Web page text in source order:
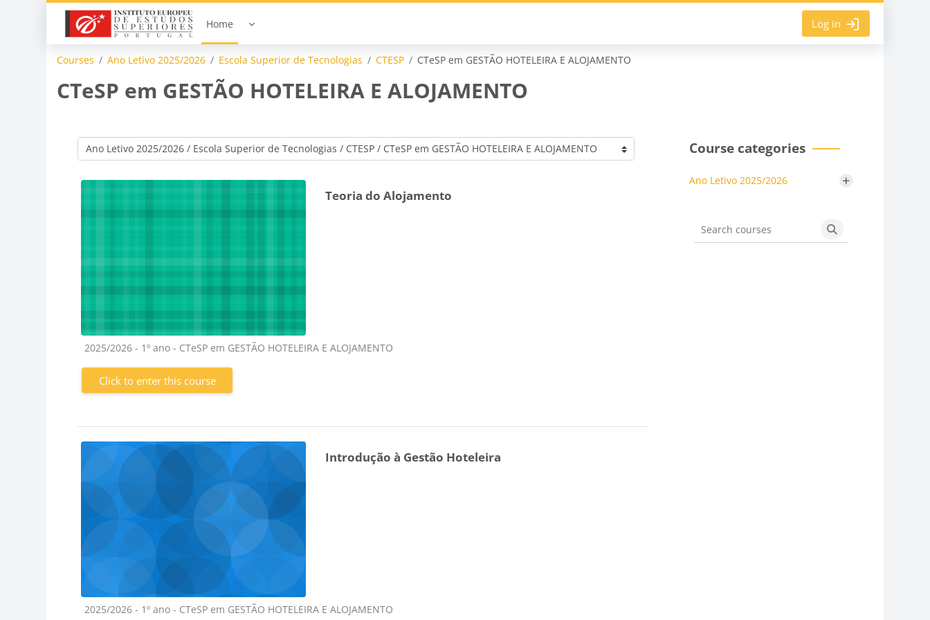
Skip to main content
Home
Log in
Courses Ano Letivo 2025/2026 Escola Superior de Tecnologias CTESP CTeSP em GESTÃO HOTELEIRA E ALOJAMENTO
CTeSP em GESTÃO HOTELEIRA E ALOJAMENTO
Course categories
Teoria do Alojamento
Course category
2025/2026 - 1º ano - CTeSP em GESTÃO HOTELEIRA E ALOJAMENTO
Click to enter this course
Introdução à Gestão Hoteleira
Course category
2025/2026 - 1º ano - CTeSP em GESTÃO HOTELEIRA E ALOJAMENTO
Course categories
Ano Letivo 2025/2026 +
Search courses
Search courses